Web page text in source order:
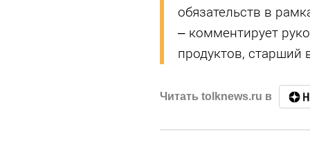
обязательств в
– комментирует
продуктов, старший
Читать tolknews.ru в